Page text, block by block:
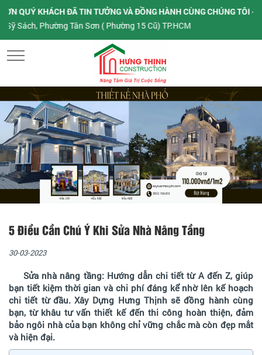
KHÁCH ĐÃ TIN TƯỞNG VÀ ĐỒNG HÀNH CÙNG CHÚNG TÔI -
Phường Tân Sơn ( Phường 15 Cũ) TP.HCM
5 Điều Cần Chú Ý Khi Sửa Nhà Nâng Tầng
30-03-2023
Sửa nhà nâng tầng: Hướng dẫn chi tiết từ A đến Z, giúp
bạn tiết kiệm thời gian và chi phí đáng kể nhờ lên kế hoạch
chi tiết từ đầu. Xây Dựng Hưng Thịnh sẽ đồng hành cùng
bạn, từ khâu tư vấn thiết kế đến thi công hoàn thiện, đảm
bảo ngôi nhà của bạn không chỉ vững chắc mà còn đẹp mắt
và hiện đại.